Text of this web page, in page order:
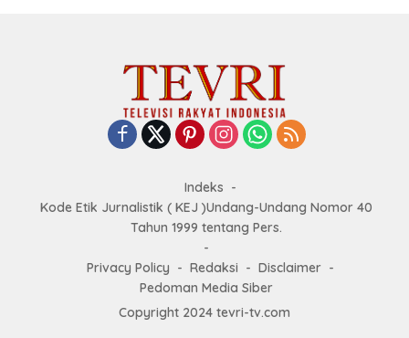
Indeks
Kode Etik Jurnalistik ( KEJ )Undang-Undang Nomor 40
Tahun 1999 tentang Pers.
Privacy Policy Redaksi
Disclaimer
Pedoman Media Siber
Copyright 2024 tevri-tv.com